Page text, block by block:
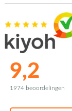
9,2
1974 beoordelingen